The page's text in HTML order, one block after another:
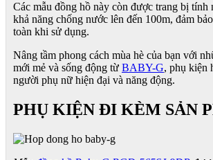
Các mẫu đồng hồ này còn được trang bị tính
khả năng chống nước lên đến 100m, đảm
toàn khi sử dụng.
Nâng tầm phong cách mùa hè của bạn với
mới mẻ và sống động từ BABY-G, phụ kiện
người phụ nữ hiện đại và năng động.
PHỤ KIỆN ĐI KÈM SẢN